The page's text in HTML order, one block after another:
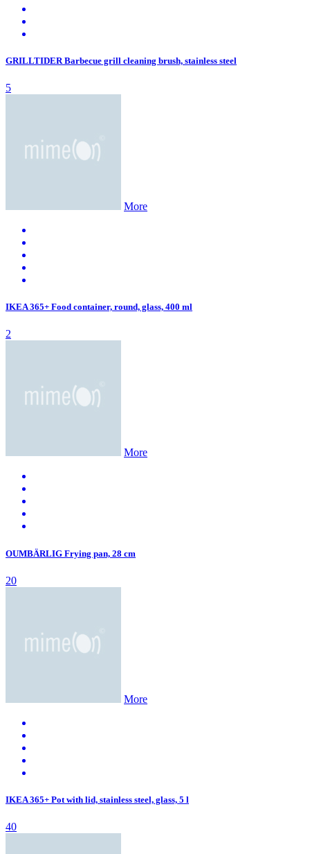
GRILLTIDER Barbecue grill cleaning brush, stainless steel
5
More
IKEA 365+ Food container, round, glass, 400 ml
2
More
OUMBÄRLIG Frying pan, 28 cm
20
More
IKEA 365+ Pot with lid, stainless steel, glass, 5 l
40